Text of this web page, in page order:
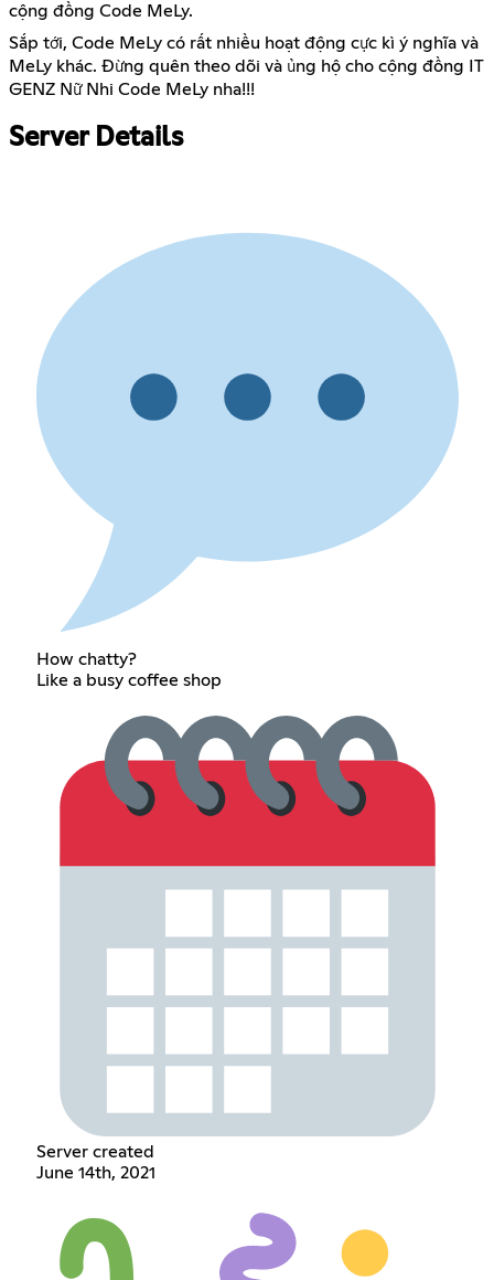
cộng đồng Code MeLy.
Sắp tới, Code MeLy có rất nhiều hoạt động cực kì ý nghĩa và
MeLy khác. Đừng quên theo dõi và ủng hộ cho cộng đồng IT
GENZ Nữ Nhi Code MeLy nha!!!
Server Details
How chatty?
Like a busy coffee shop
Server created
June 14th, 2021